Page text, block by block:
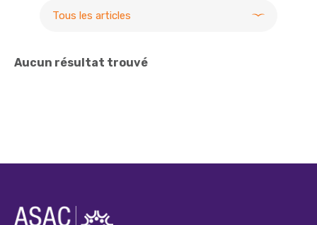
Tous les articles
Aucun résultat trouvé